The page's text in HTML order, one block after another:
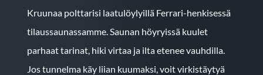
Kruunaa polttarisi laatulöylyillä Ferrari-henkisessä
tilaussaunassamme. Saunan höyryissä kuulet
parhaat tarinat, hiki virtaa ja ilta etenee vauhdilla.
Jos tunnelma käy liian kuumaksi, voit virkistäytyä